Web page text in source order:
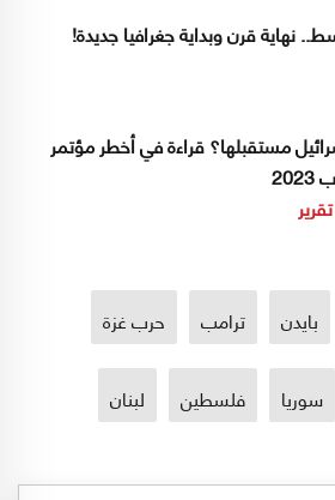
نهاية قرن وبداية جغرافيا جديدة!
مستقبلها؟ قراءة في أخطر مؤتمر
تقرير
بايدن ترامب حرب غزة
سوريا فلسطين لبنان